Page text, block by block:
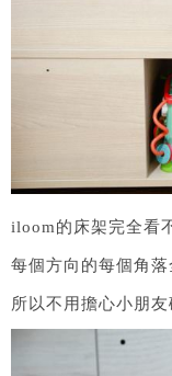
iloom的床架完全看
每個方向的每個角
所以不用擔心小朋